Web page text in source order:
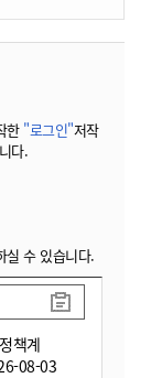
한 "로그인"저작
다.
실 수 있습니다.
책계
08-03